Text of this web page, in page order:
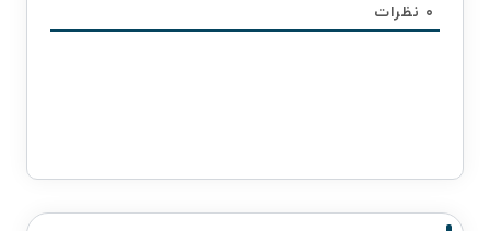
۰ نظرات